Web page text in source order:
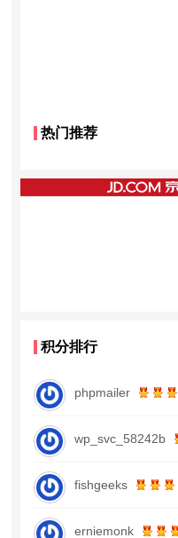
热门推荐
积分排行
phpmailer
wp_svc_58242b
fishgeeks
erniemonk